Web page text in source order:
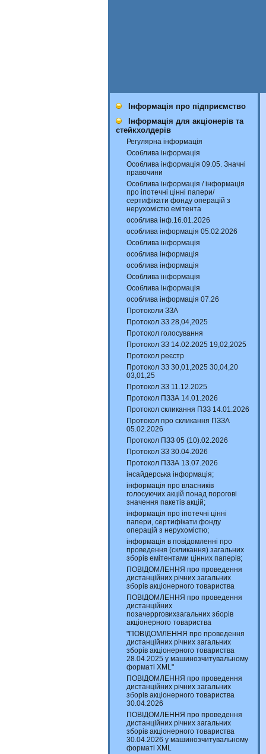
Інформація про підприємство
Інформація для акціонерів та
стейкхолдерів
Регулярна інформація
Особлива інформація
Особлива інформація 09.05. Значні
правочини
Особлива інформація / інформація
про іпотечні цінні папери/
сертифікати фонду операцій з
нерухомістю емітента
особлива інф.16.01.2026
особлива інформація 05.02.2026
Особлива інформація
особлива інформація
особлива інформація
Особлива інформація
Особлива інформація
особлива інформація 07.26
Протоколи ЗЗА
Протокол ЗЗ 28,04,2025
Протокол голосування
Протокол ЗЗ 14.02.2025 19,02,2025
Протокол реєстр
Протокол ЗЗ 30,01,2025 30,04,20
03,01,25
Протокол ЗЗ 11.12.2025
Протокол ПЗЗА 14.01.2026
Протокол скликання ПЗЗ 14.01.2026
Протокол про скликання ПЗЗА
05.02.2026
Протокол ПЗЗ 05 (10).02.2026
Протокол ЗЗ 30.04.2026
Протокол ПЗЗА 13.07.2026
інсайдерська інформація;
інформація про власників
голосуючих акцій понад порогові
значення пакетів акцій;
інформація про іпотечні цінні
папери, сертифікати фонду
операцій з нерухомістю;
інформація в повідомленні про
проведення (скликання) загальних
зборів емітентами цінних паперів;
ПОВІДОМЛЕННЯ про проведення
дистанційних річних загальних
зборів акціонерного товариства
ПОВІДОМЛЕННЯ про проведення
дистанційних
позачеррговихзагальних зборів
акціонерного товариства
"ПОВІДОМЛЕННЯ про проведення
дистанційних річних загальних
зборів акціонерного товариства
28.04.2025 у машинозчитувальному
форматі XML"
ПОВІДОМЛЕННЯ про проведення
дистанційних річних загальних
зборів акціонерного товариства
30.04.2026
ПОВІДОМЛЕННЯ про проведення
дистанційних річних загальних
зборів акціонерного товариства
30.04.2026 у машинозчитувальному
форматі XML